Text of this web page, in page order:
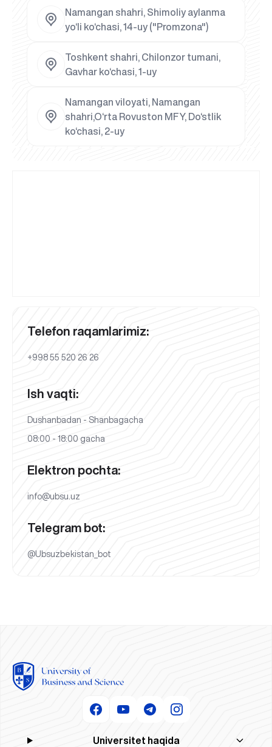
Namangan shahri, Shimoliy aylanma
yo‘li ko‘chasi, 14-uy ("Promzona")
Toshkent shahri, Chilonzor tumani,
Gavhar ko‘chasi, 1-uy
Namangan viloyati, Namangan
shahri,O‘rta Rovuston MFY, Do‘stlik
ko‘chasi, 2-uy
Telefon raqamlarimiz:
+998 55 520 26 26
Ish vaqti:
Dushanbadan - Shanbagacha
08:00 - 18:00 gacha
Elektron pochta:
info@ubsu.uz
Telegram bot:
@Ubsuzbekistan_bot
Universitet haqida